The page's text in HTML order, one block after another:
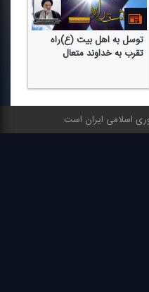
توسل به اهل بیت (ع)راه
تقرب به خداوند متعال
اسلامی ایران است